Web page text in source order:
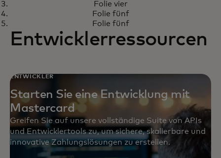
starken Akteur
Folie vier
Folie fünf
Folie fünf
Entwicklerressourcen
ENTWICKLER
Starten Sie eine Entwicklung mit
Mastercard
Greifen Sie auf unsere vollständige Suite von APIs
und Entwicklertools zu, um sichere, skalierbare und
innovative Zahlungslösungen zu erstellen.